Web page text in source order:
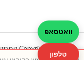
וואטסאפ
טלפון